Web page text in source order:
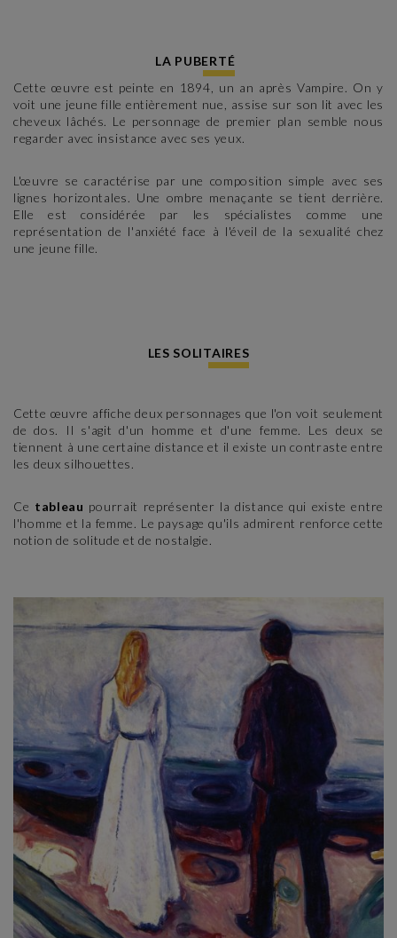
LA PUBERTÉ
Cette œuvre est peinte en 1894, un an après Vampire. On y
voit une jeune fille entièrement nue, assise sur son lit avec les
cheveux lâchés. Le personnage de premier plan semble nous
regarder avec insistance avec ses yeux.
L'œuvre se caractérise par une composition simple avec ses
lignes horizontales. Une ombre menaçante se tient derrière.
Elle est considérée par les spécialistes comme une
représentation de l'anxiété face à l'éveil de la sexualité chez
une jeune fille.
LES SOLITAIRES
Cette œuvre affiche deux personnages que l'on voit seulement
de dos. Il s'agit d'un homme et d'une femme. Les deux se
tiennent à une certaine distance et il existe un contraste entre
les deux silhouettes.
Ce tableau pourrait représenter la distance qui existe entre
l'homme et la femme. Le paysage qu'ils admirent renforce cette
notion de solitude et de nostalgie.